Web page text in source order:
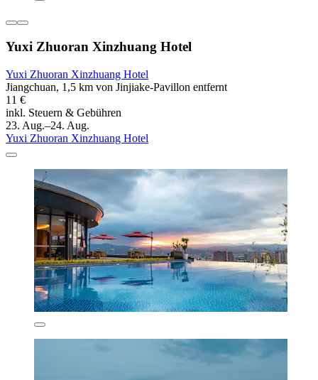
Yuxi Zhuoran Xinzhuang Hotel
Yuxi Zhuoran Xinzhuang Hotel
Jiangchuan, 1,5 km von Jinjiake-Pavillon entfernt
11 €
inkl. Steuern & Gebühren
23. Aug.–24. Aug.
Yuxi Zhuoran Xinzhuang Hotel